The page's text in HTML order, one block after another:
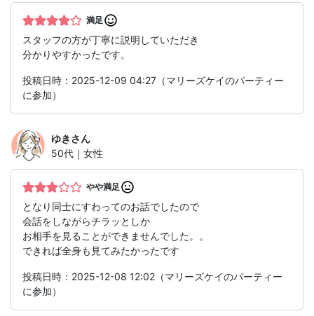
満足
スタッフの方が丁寧に説明していただき
分かりやすかったです。
投稿日時：2025-12-09 04:27（マリーズケイのパーティー
に参加）
ゆきさん
50代｜女性
やや満足
となり同士にすわってのお話でしたので
会話をしながらチラッとしか
お相手を見ることができませんでした。。
できれば全身も見てみたかったです
投稿日時：2025-12-08 12:02（マリーズケイのパーティー
に参加）